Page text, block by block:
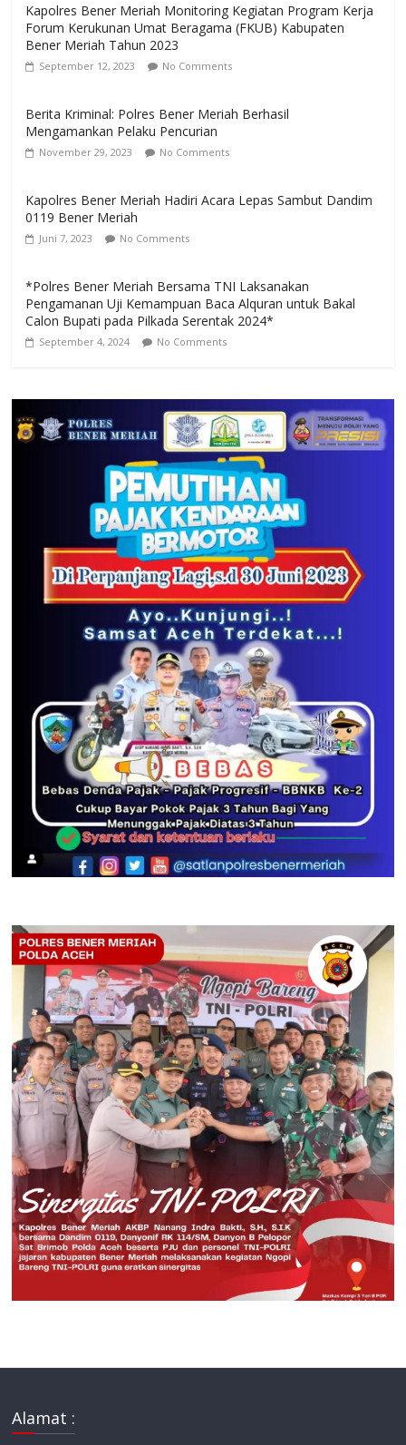
Kapolres Bener Meriah Monitoring Kegiatan Program Kerja
Forum Kerukunan Umat Beragama (FKUB) Kabupaten
Bener Meriah Tahun 2023
September 12, 2023 No Comments
Berita Kriminal: Polres Bener Meriah Berhasil
Mengamankan Pelaku Pencurian
November 29, 2023 No Comments
Kapolres Bener Meriah Hadiri Acara Lepas Sambut Dandim
0119 Bener Meriah
Juni 7, 2023 No Comments
*Polres Bener Meriah Bersama TNI Laksanakan
Pengamanan Uji Kemampuan Baca Alquran untuk Bakal
Calon Bupati pada Pilkada Serentak 2024*
September 4, 2024 No Comments
Alamat :